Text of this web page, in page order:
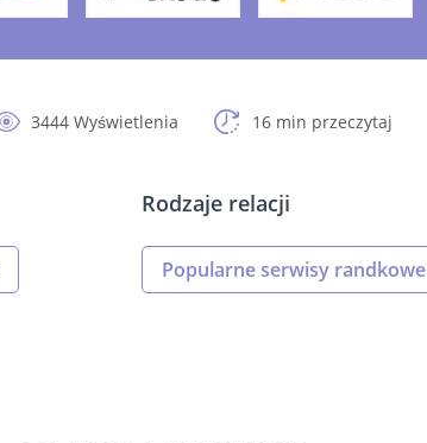
3444 Wyświetlenia 16 min przeczytaj
Rodzaje relacji
Popularne serwisy randkowe